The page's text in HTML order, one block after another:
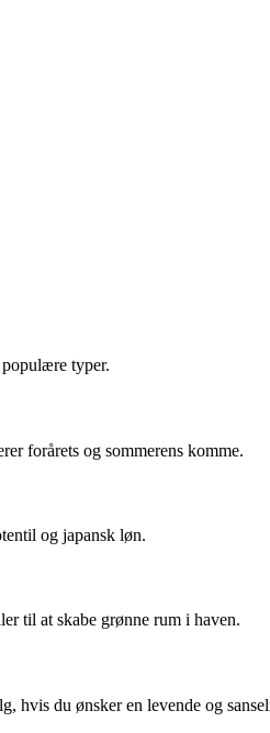
typer.
forårets og sommerens komme.
og japansk løn.
til at skabe grønne rum i haven.
hvis du ønsker en levende og